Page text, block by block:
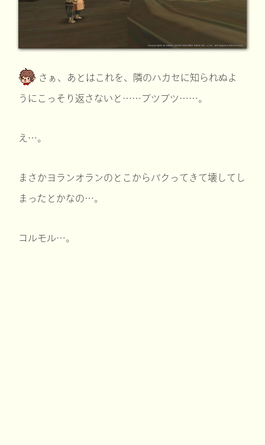
さぁ、あとはこれを、隣のハカセに知られぬよ
うにこっそり返さないと……ブツブツ……。
え…。
まさかヨランオランのとこからパクってきて壊してし
まったとかなの…。
コルモル…。